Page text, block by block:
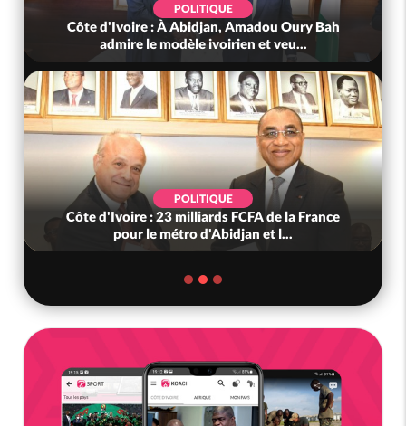
POLITIQUE
Côte d'Ivoire : À Abidjan, Amadou Oury Bah
admire le modèle ivoirien et veu...
POLITIQUE
Côte d'Ivoire : 23 milliards FCFA de la France
pour le métro d'Abidjan et l...